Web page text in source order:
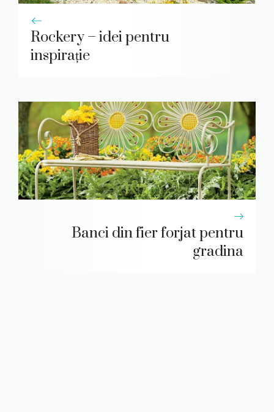
Rockery – idei pentru
inspirație
Banci din fier forjat pentru
gradina